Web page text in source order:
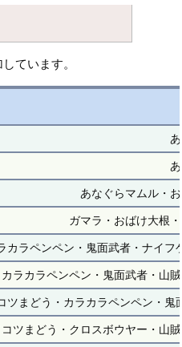
ています。
あなぐらマムル・
ガマラ・おばけ大根
カラペンペン・鬼面武者・ナイ
カラカラペンペン・鬼面武者・山
ツまどう・カラカラペンペン・
コツまどう・クロスボウヤー・山